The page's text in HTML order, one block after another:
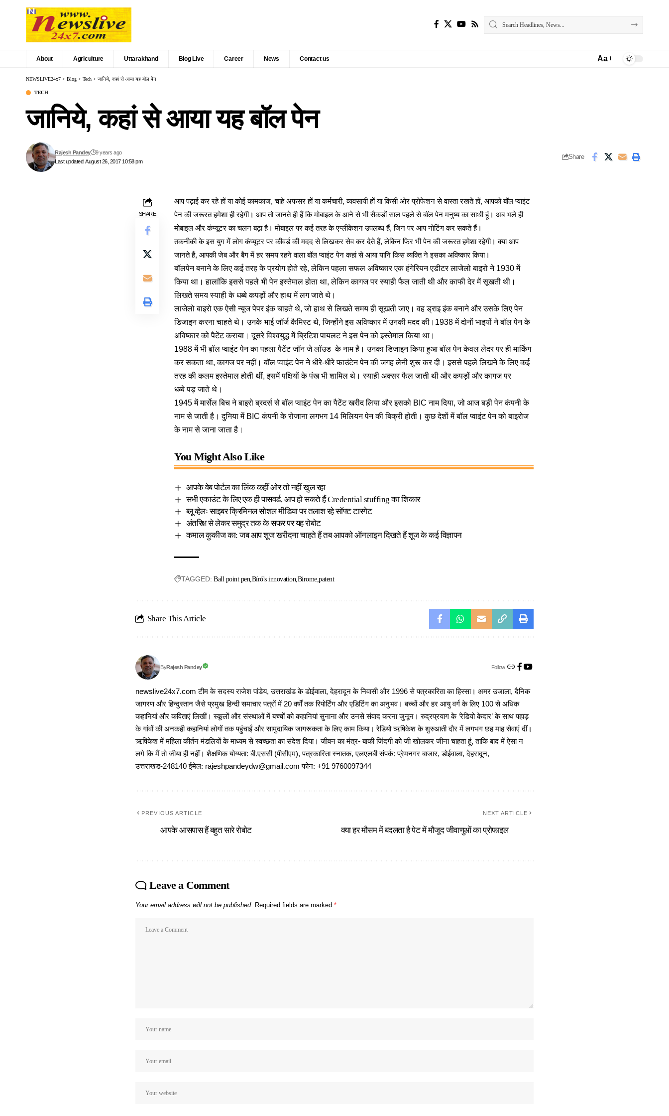
About Agriculture Uttarakhand Blog Live Career News Contact us Aa
NEWSLIVE24x7 > Blog > Tech > जानिये, कहां से आया यह बॉल पेन
TECH
जानिये, कहां से आया यह बॉल पेन
Last updated: August 26, 2017 10:58 pm
Rajesh Pandey 9 years ago
Share
SHARE
आप पढ़ाई कर रहे हों या कोई कामकाज, चाहे अफसर हों या कर्मचारी, व्यवसायी हों या किसी ओर प्रोफेशन से वास्ता रखते हों, आपको बॉल प्वाइंट
पेन की जरूरत हमेशा ही रहेगी। आप तो जानते ही हैं किमोबाइल के आने से भी सैकड़ों साल पहले से बॉल पेन मनुष्य का साथी हूं। अब भले ही
मोबाइल और कंप्यूटर का चलन बढ़ा है।मोबाइल पर कई तरह के एप्लीकेशन उपलब्ध हैं, जिन पर आप नोटिंग कर सकते हैं।
तकनीकी के इस युग में लोग कंप्यूटर पर कीवर्ड की मदद से लिखकर सेव कर देते हैं, लेकिन फिर भी पेन की जरूरत हमेशा रहेगी। क्या आप
जानते हैं, आपकी जेब और बैग में हर समय रहने वाला बॉल प्वाइंट पेन कहां से आया यानि किस व्यक्ति ने इसका अविष्कार किया।
बॉलपेन बनाने के लिए कई तरह के प्रयोग होते रहे, लेकिन पहला सफल अविष्कार एक हंगेरियन एडीटर लाजेलो बाइरो ने 1930 में
किया था। हालांकि इससे पहले भी पेन इस्तेमाल होता था, लेकिन कागज पर स्याही फैल जाती थी और काफी देर में सूखती थी।
लिखते समय स्याही के धब्बे कपड़ों और हाथ में लग जाते थे।
लाजेलो बाइरो एक ऐसी न्यूज पेपर इंक चाहते थे, जो हाथ से लिखते समय ही सूखती जाए। वह ड्राइ इंक बनाने और उसके लिए पेन
डिजाइन करना चाहते थे। उनके भाई जॉर्ज कैमिस्ट थे, जिन्होंने इस अविष्कार में उनकी मदद की।1938 में दोनों भाइयों ने बॉल पेन के
अविष्कार को पैटेंट कराया। दूसरे विश्वयुद्ध में ब्रिटिश पायलट ने इस पेन को इस्तेमाल किया था।
1988 में भी ब़ॉल प्वाइंट पेन का पहला पैटेंट जॉन जे लॉउड के नाम है। उनका डिजाइन किया हुआ बॉल पेन केवल लेदर पर ही मार्किंग
कर सकता था, कागज पर नहीं। बॉल प्वाइंट पेन ने धीरे-धीरे फाउंटेन पेन की जगह लेनी शुरू कर दी। इससे पहले लिखने के लिए कई
तरह की कलम इस्तेमाल होती थीं, इसमें पक्षियों के पंख भी शामिल थे। स्याही अक्सर फैल जाती थी और कपड़ों और कागज पर
धब्बे पड़ जाते थे।
1945 में मार्सेल बिच ने बाइरो ब्रदर्स से बॉल प्वाइंट पेन का पैटेंट खरीद लिया और इसको BIC नाम दिया, जो आज बड़ी पेन कंपनी के
नाम से जाती है। दुनिया में BIC कंपनी के रोजाना लगभग 14 मिलियन पेन की बिक्री होती। कुछ देशों में बॉल प्वाइंट पेन को बाइरोज
के नाम से जाना जाता है।
You Might Also Like
आपके वेब पोर्टल का लिंक कहीं ओर तो नहीं खुल रहा
सभी एकाउंट के लिए एक ही पासवर्ड, आप हो सकते हैं Credential stuffing का शिकार
ब्लू व्हेलः साइबर क्रिमिनल सोशल मीडिया पर तलाश रहे सॉफ्ट टारगेट
अंतरिक्ष से लेकर समुद्र तक के सफर पर यह रोबोट
कमाल कुकीज का: जब आप शूज खरीदना चाहते हैं तब आपको ऑनलाइन दिखते हैं शूज के कई विज्ञापन
TAGGED: Ball point pen Bíró's innovation Birome patent
Share This Article
ByRajesh Pandey Follow:
newslive24x7.com टीम के सदस्य राजेश पांडेय, उत्तराखंड के डोईवाला, देहरादून के निवासी और 1996 से पत्रकारिता का हिस्सा। अमर उजाला, दैनिक
जागरण और हिन्दुस्तान जैसे प्रमुख हिन्दी समाचार पत्रों में 20 वर्षों तक रिपोर्टिंग और एडिटिंग का अनुभव। बच्चों और हर आयु वर्ग के लिए 100 से अधिक
कहानियां और कविताएं लिखीं। स्कूलों और संस्थाओं में बच्चों को कहानियां सुनाना और उनसे संवाद करना जुनून। रुद्रप्रयाग के ‘रेडियो केदार’ के साथ पहाड़
के गांवों की अनकही कहानियां लोगों तक पहुंचाईं और सामुदायिक जागरूकता के लिए काम किया। रेडियो ऋषिकेश के शुरुआती दौर में लगभग छह माह सेवाएं दीं।
ऋषिकेश में महिला कीर्तन मंडलियों के माध्यम से स्वच्छता का संदेश दिया। जीवन का मंत्र- बाकी जिंदगी को जी खोलकर जीना चाहता हूं, ताकि बाद में ऐसा न
लगे कि मैं तो जीया ही नहीं। शैक्षणिक योग्यता: बी.एससी (पीसीएम), पत्रकारिता स्नातक, एलएलबी संपर्क: प्रेमनगर बाजार, डोईवाला, देहरादून,
उत्तराखंड-248140 ईमेल: rajeshpandeydw@gmail.com फोन: +91 9760097344
PREVIOUS ARTICLE
आपके आसपास हैं बहुत सारे रोबोट
NEXT ARTICLE
क्या हर मौसम में बदलता है पेट में मौजूद जीवाणुओं का प्रोफाइल
Leave a Comment
Your email address will not be published. Required fields are marked *